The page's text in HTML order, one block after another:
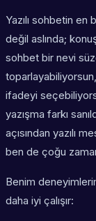
Yazılı sohbetin en
değil aslında;
sohbet bir nevi
ifadeyi
yazışma farkı
açısından yazılı
ben de çoğu
Benim
daha iyi çalışır: